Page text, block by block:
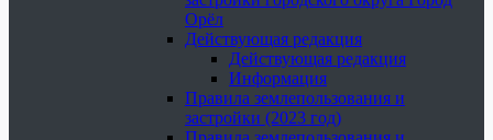
Орёл
Действующая редакция
Действующая редакция
Информация
Правила землепользования и
застройки (2023 год)